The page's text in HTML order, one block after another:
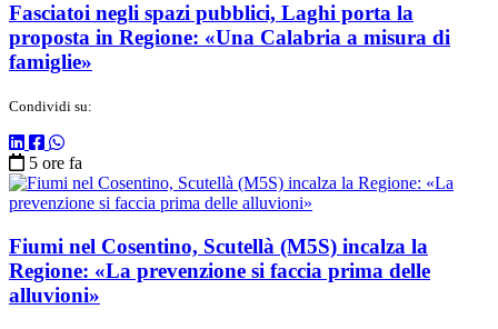
Fasciatoi negli spazi pubblici, Laghi porta la
proposta in Regione: «Una Calabria a misura di
famiglie»
Condividi su:
5 ore fa
Fiumi nel Cosentino, Scutellà (M5S) incalza la
Regione: «La prevenzione si faccia prima delle
alluvioni»